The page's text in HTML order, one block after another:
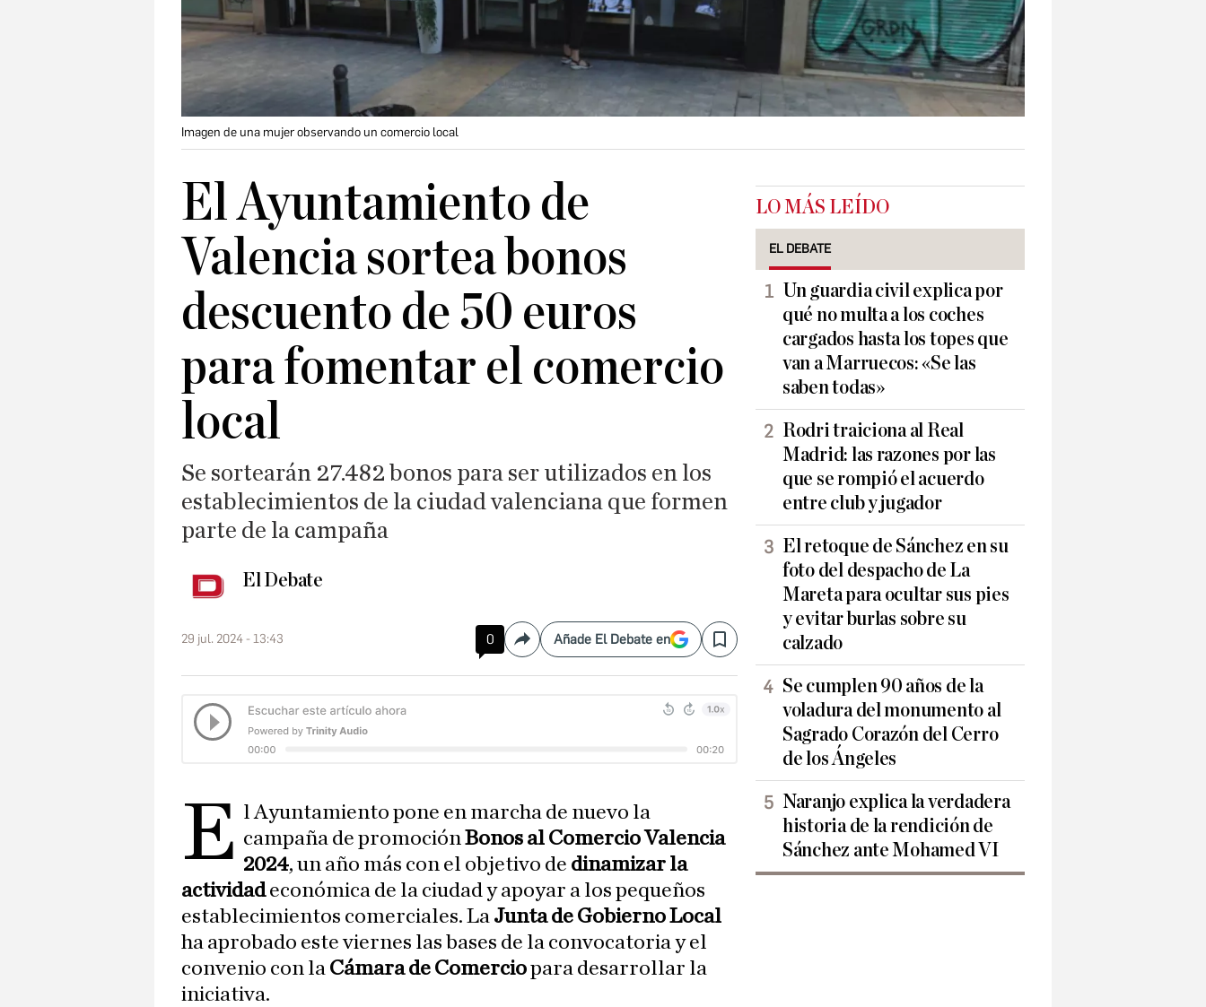
Imagen de una mujer observando un comercio local
El Ayuntamiento de
Valencia sortea bonos
descuento de 50 euros
para fomentar el comercio
local
Se sortearán 27.482 bonos para ser utilizados en los
establecimientos de la ciudad valenciana que formen
parte de la campaña
El Debate
29 jul. 2024 - 13:43 0 CompartirAñade El Debate en Save
E l Ayuntamiento pone en marcha de nuevo la
campaña de promociónBonos al Comercio Valencia
2024, un año más con el objetivo de dinamizar la
actividadeconómica de la ciudad y apoyar a los pequeños
establecimientos comerciales. La Junta de Gobierno Local
ha aprobado este viernes las bases de la convocatoria y el
convenio con la Cámara de Comerciopara desarrollar la
iniciativa.
LO MÁS LEÍDO
EL DEBATE
Un guardia civil explica por
qué no multa a los coches
cargados hasta los topes que
van a Marruecos: «Se las
saben todas»
Rodri traiciona al Real
Madrid: las razones por las
que se rompió el acuerdo
entre club y jugador
El retoque de Sánchez en su
foto del despacho de La
Mareta para ocultar sus pies
y evitar burlas sobre su
calzado
Se cumplen 90 años de la
voladura del monumento al
Sagrado Corazón del Cerro
de los Ángeles
Naranjo explica la verdadera
historia de la rendición de
Sánchez ante Mohamed VI